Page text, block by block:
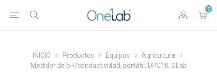
0
INICIO Productos Equipos
Agricultura
Medidor de pH/conductividad, portátil, DPC10. DLab